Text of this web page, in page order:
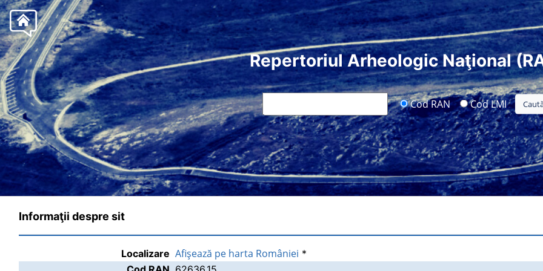
Repertoriul Arheologic Naţional
Cod RAN Cod LMI
Informaţii despre sit
Localizare Afişează pe harta României *